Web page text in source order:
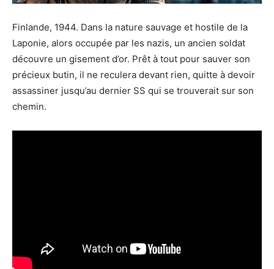
Finlande, 1944. Dans la nature sauvage et hostile de la
Laponie, alors occupée par les nazis, un ancien soldat
découvre un gisement d’or. Prêt à tout pour sauver son
précieux butin, il ne reculera devant rien, quitte à devoir
assassiner jusqu’au dernier SS qui se trouverait sur son
chemin.